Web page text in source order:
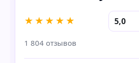
★★★★★ 5,0
1 804 отзывов